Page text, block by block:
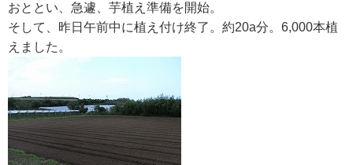
メールマガジン
アクセスマップ
CONTACT
おととい、急遽、芋植え準備を開始。
そして、昨日午前中に植え付け終了。約20a分。6,000本植
えました。